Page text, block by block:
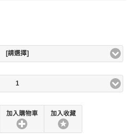
[請選擇]
1
加入購物車 加入收藏